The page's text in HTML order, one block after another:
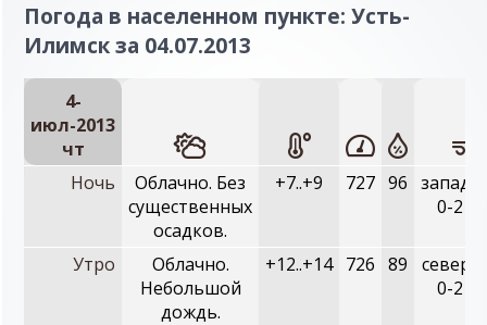
Погода в населенном пункте: Усть-
Илимск за 04.07.2013
4-
июл-2013
чт
Ночь
Облачно. Без
существенных
осадков.
+7..+9 727 96
0-2
Утро
Облачно.
Небольшой
дождь.
+12..+14 726 89
0-2